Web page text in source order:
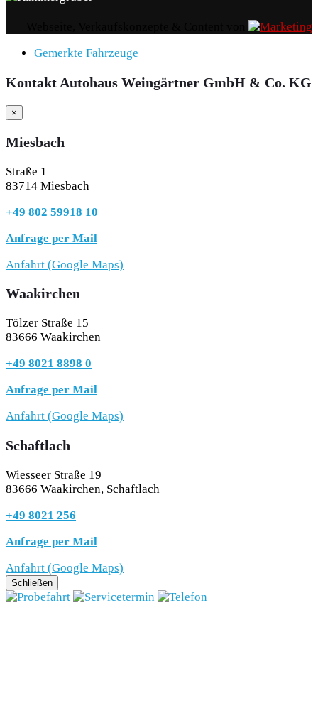
Gemerkte Fahrzeuge
Kontakt Autohaus Weingärtner GmbH & Co. KG
×
Miesbach
Straße 1
83714 Miesbach
+49 802 59918 10
Anfrage per Mail
Anfahrt (Google Maps)
Waakirchen
Tölzer Straße 15
83666 Waakirchen
+49 8021 8898 0
Anfrage per Mail
Anfahrt (Google Maps)
Schaftlach
Wiesseer Straße 19
83666 Waakirchen, Schaftlach
+49 8021 256
Anfrage per Mail
Anfahrt (Google Maps)
Schließen